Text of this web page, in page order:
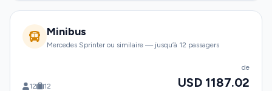
Minibus
Mercedes Sprinter ou similaire — jusqu’à 12 passagers
12 12
de
USD 1187.02